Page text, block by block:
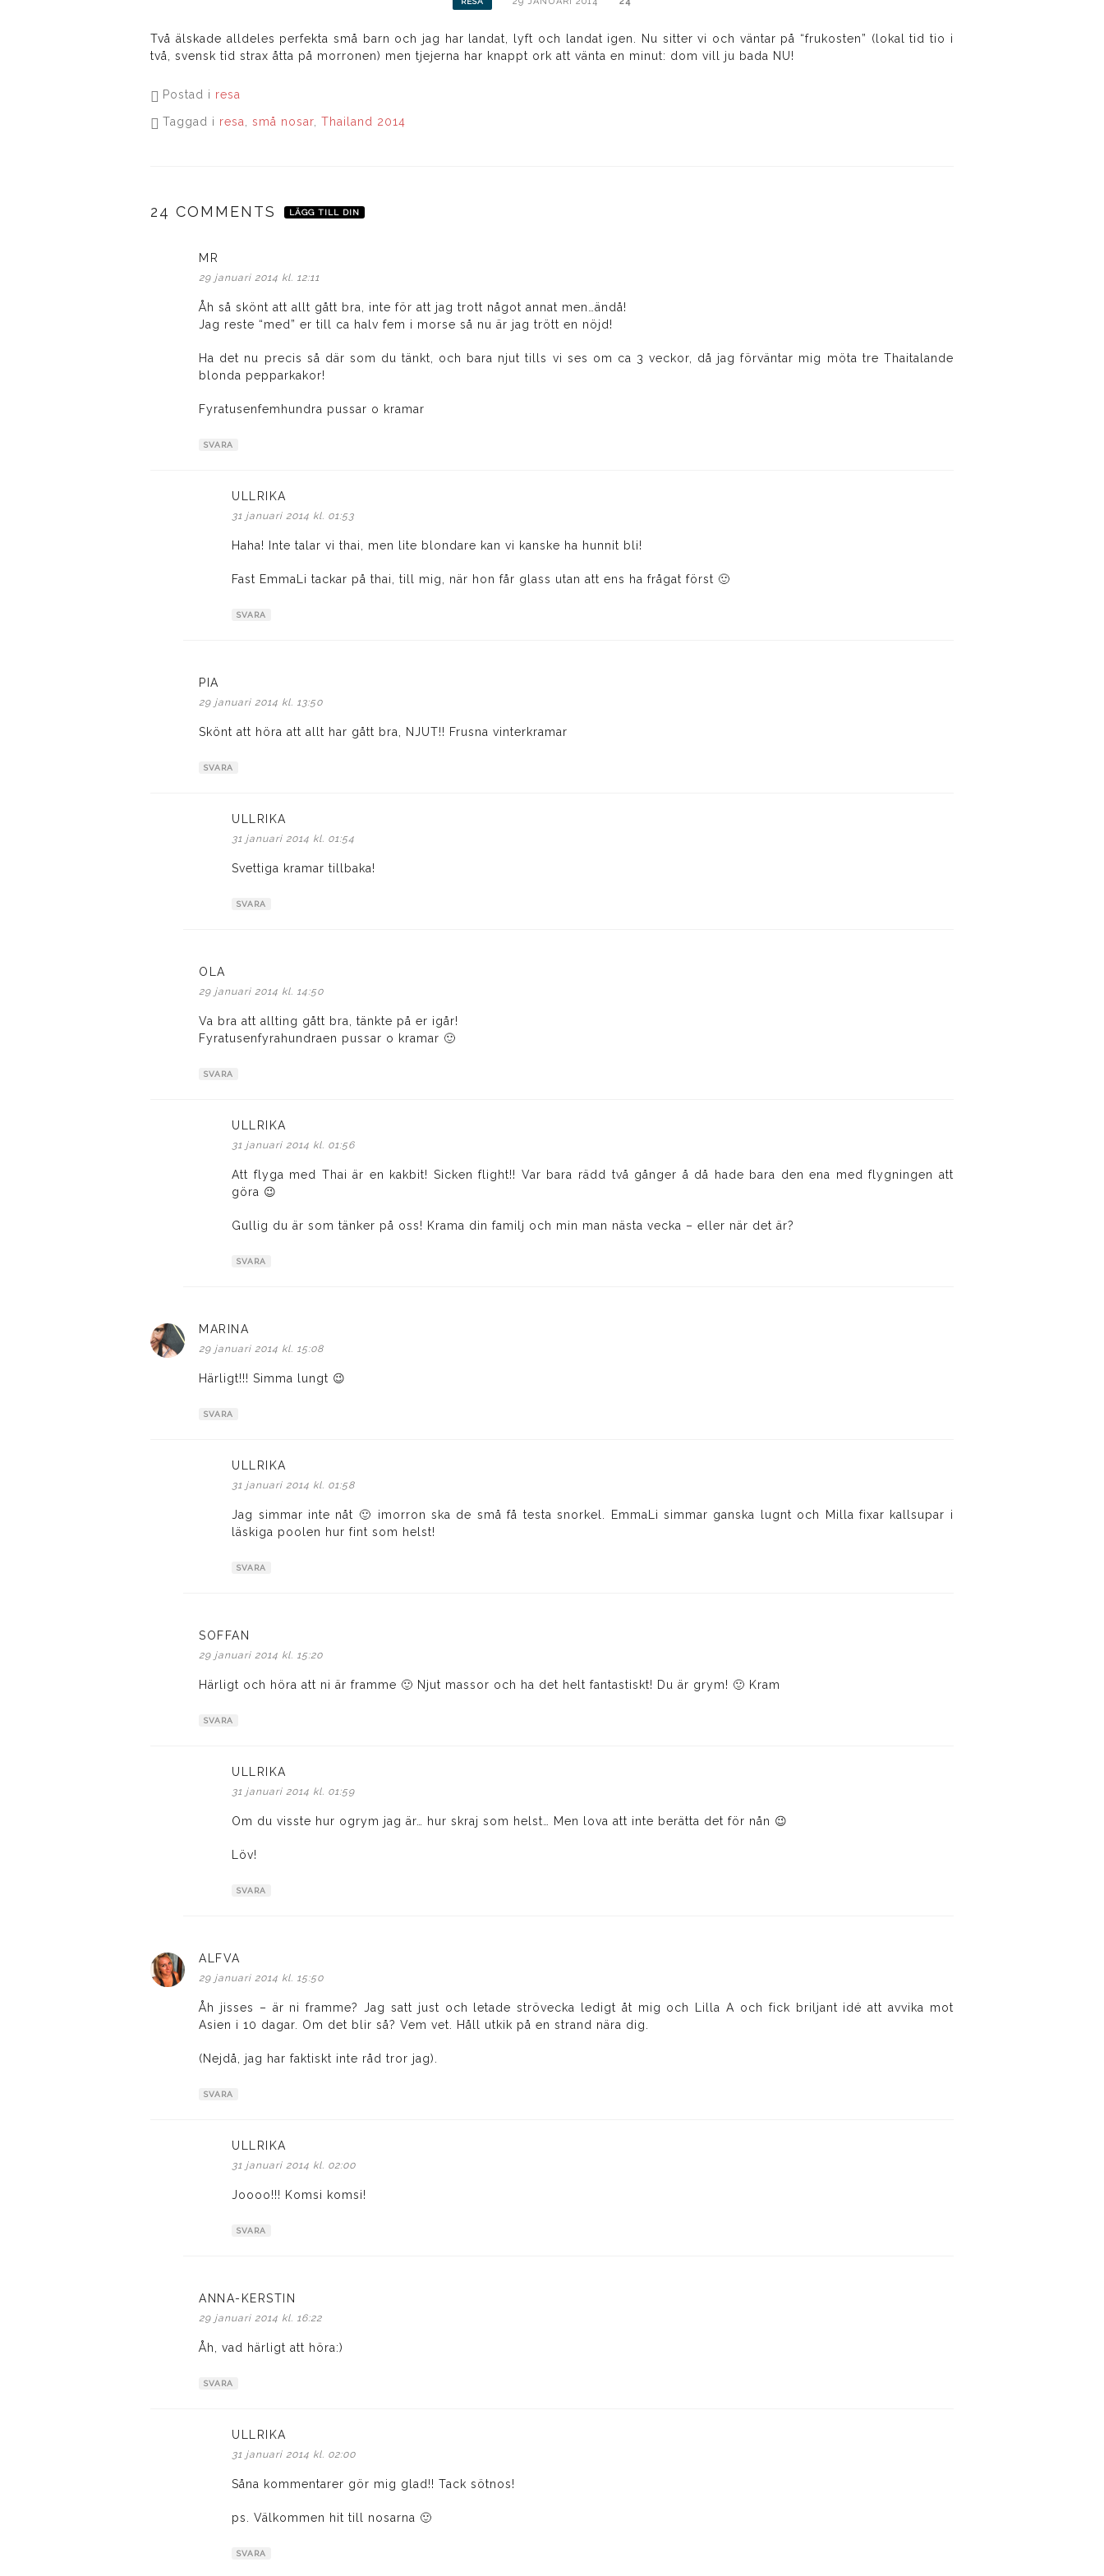
Två älskade alldeles perfekta små barn och jag har landat, lyft och landat igen. Nu sitter vi och väntar på “frukosten” (lokal tid tio i
två, svensk tid strax åtta på morronen) men tjejerna har knappt ork att vänta en minut: dom vill ju bada NU!
Postad i resa
Taggad i resa ,små nosar ,Thailand 2014
24 COMMENTS LÄGG TILL DIN
MR
29 januari 2014 kl. 12:11
Åh så skönt att allt gått bra, inte för att jag trott något annat men…ändå!
Jag reste “med” er till ca halv fem i morse så nu är jag trött en nöjd!
Ha det nu precis så där som du tänkt, och bara njut tills vi ses om ca 3 veckor, då jag förväntar mig möta tre Thaitalande
blonda pepparkakor!
Fyratusenfemhundra pussar o kramar
SVARA
ULLRIKA
31 januari 2014 kl. 01:53
Haha! Inte talar vi thai, men lite blondare kan vi kanske ha hunnit bli!
Fast EmmaLi tackar på thai, till mig, när hon får glass utan att ens ha frågat först 🙂
SVARA
PIA
29 januari 2014 kl. 13:50
Skönt att höra att allt har gått bra, NJUT!! Frusna vinterkramar
SVARA
ULLRIKA
31 januari 2014 kl. 01:54
Svettiga kramar tillbaka!
SVARA
OLA
29 januari 2014 kl. 14:50
Va bra att allting gått bra, tänkte på er igår!
Fyratusenfyrahundraen pussar o kramar 🙂
SVARA
ULLRIKA
31 januari 2014 kl. 01:56
Att flyga med Thai är en kakbit! Sicken flight!! Var bara rädd två gånger å då hade bara den ena med flygningen att
göra 😉
Gullig du är som tänker på oss! Krama din familj och min man nästa vecka – eller när det är?
SVARA
MARINA
29 januari 2014 kl. 15:08
Härligt!!! Simma lungt 😉
SVARA
ULLRIKA
31 januari 2014 kl. 01:58
Jag simmar inte nåt 🙂 imorron ska de små få testa snorkel. EmmaLi simmar ganska lugnt och Milla fixar kallsupar i
läskiga poolen hur fint som helst!
SVARA
SOFFAN
29 januari 2014 kl. 15:20
Härligt och höra att ni är framme 🙂 Njut massor och ha det helt fantastiskt! Du är grym! 🙂 Kram
SVARA
ULLRIKA
31 januari 2014 kl. 01:59
Om du visste hur ogrym jag är… hur skraj som helst… Men lova att inte berätta det för nån 😉
Löv!
SVARA
ALFVA
29 januari 2014 kl. 15:50
Åh jisses – är ni framme? Jag satt just och letade strövecka ledigt åt mig och Lilla A och fick briljant idé att avvika mot
Asien i 10 dagar. Om det blir så? Vem vet. Håll utkik på en strand nära dig.
(Nejdå, jag har faktiskt inte råd tror jag).
SVARA
ULLRIKA
31 januari 2014 kl. 02:00
Joooo!!! Komsi komsi!
SVARA
ANNA-KERSTIN
29 januari 2014 kl. 16:22
Åh, vad härligt att höra:)
SVARA
ULLRIKA
31 januari 2014 kl. 02:00
Såna kommentarer gör mig glad!! Tack sötnos!
ps. Välkommen hit till nosarna 🙂
SVARA